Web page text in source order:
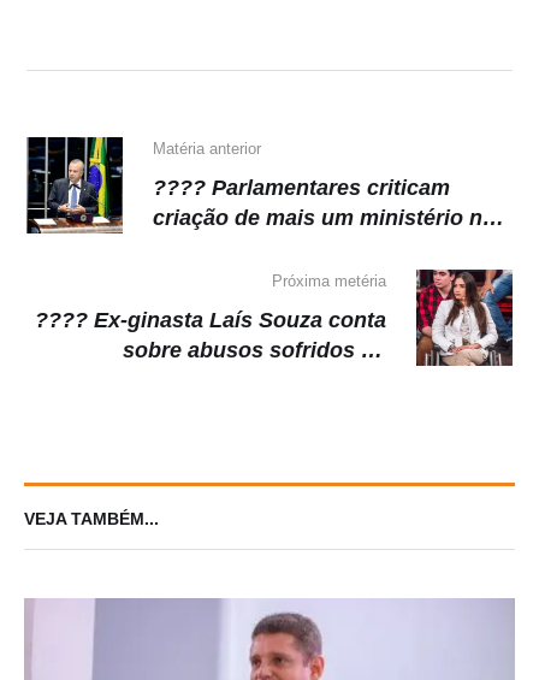
Matéria anterior
???? Parlamentares criticam
criação de mais um ministério no
Próxima metéria
???? Ex-ginasta Laís Souza conta
sobre abusos sofridos de
VEJA TAMBÉM...